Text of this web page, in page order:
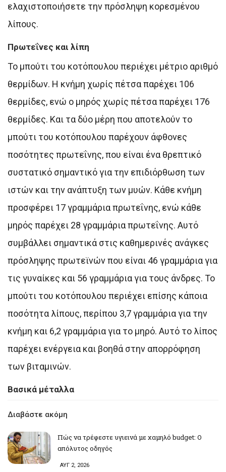
ελαχιστοποιήσετε την πρόσληψη κορεσμένου
λίπους.
Πρωτεΐνες και λίπη
Το μπούτι του κοτόπουλου περιέχει μέτριο αριθμό
θερμίδων. Η κνήμη χωρίς πέτσα παρέχει 106
θερμίδες, ενώ ο μηρός χωρίς πέτσα παρέχει 176
θερμίδες. Και τα δύο μέρη που αποτελούν το
μπούτι του κοτόπουλου παρέχουν άφθονες
ποσότητες πρωτεΐνης, που είναι ένα θρεπτικό
συστατικό σημαντικό για την επιδιόρθωση των
ιστών και την ανάπτυξη των μυών. Κάθε κνήμη
προσφέρει 17 γραμμάρια πρωτεΐνης, ενώ κάθε
μηρός παρέχει 28 γραμμάρια πρωτεΐνης. Αυτό
συμβάλλει σημαντικά στις καθημερινές ανάγκες
πρόσληψης πρωτεϊνών που είναι 46 γραμμάρια για
τις γυναίκες και 56 γραμμάρια για τους άνδρες. Το
μπούτι του κοτόπουλου περιέχει επίσης κάποια
ποσότητα λίπους, περίπου 3,7 γραμμάρια για την
κνήμη και 6,2 γραμμάρια για το μηρό. Αυτό το λίπος
παρέχει ενέργεια και βοηθά στην απορρόφηση
των βιταμινών.
Βασικά μέταλλα
Διαβάστε ακόμη
Πώς να τρέφεστε υγιεινά με χαμηλό budget: Ο
απόλυτος οδηγός
ΑΥΓ 2, 2026